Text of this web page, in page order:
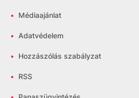
• Médiaajánlat
• Adatvédelem
• Hozzászólás szabályzat
• RSS